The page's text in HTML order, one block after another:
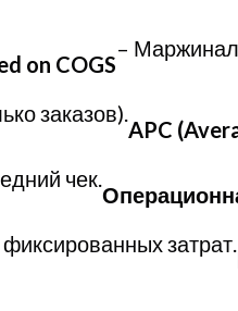
on COGS
–
заказов).
APC
чек.
затрат.